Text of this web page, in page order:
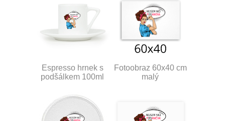
Espresso hrnek s
podšálkem 100ml
Fotoobraz 60x40 cm
malý